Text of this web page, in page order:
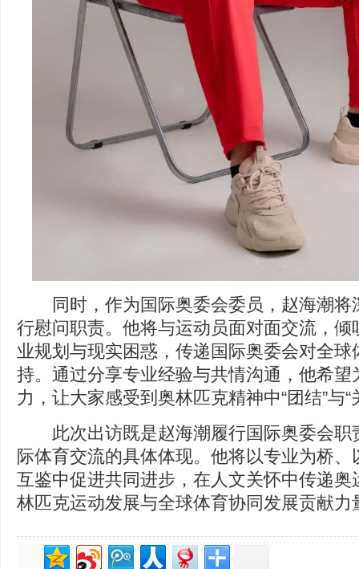
同时，作为国际奥委会委员，赵海潮将
行慰问职责。他将与运动员面对面交流，
业规划与现实困惑，传递国际奥委会对全
持。通过分享专业经验与共情沟通，他希
力，让大家感受到奥林匹克精神中“团结”与
此次出访既是赵海潮履行国际奥委会职
际体育交流的具体体现。他将以专业为桥
互鉴中促进共同进步，在人文关怀中传递
林匹克运动发展与全球体育协同发展贡献力